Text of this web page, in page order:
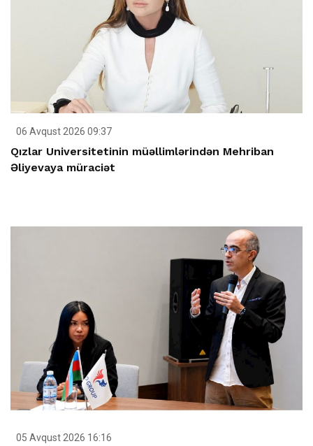
06 Avqust 2026 09:37
Qızlar Universitetinin müəllimlərindən Mehriban
Əliyevaya müraciət
05 Avqust 2026 16:16